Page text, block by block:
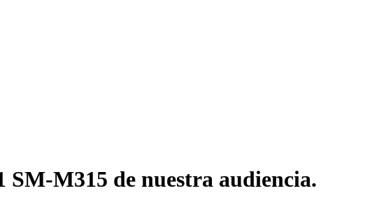
SM-M315 de nuestra audiencia.